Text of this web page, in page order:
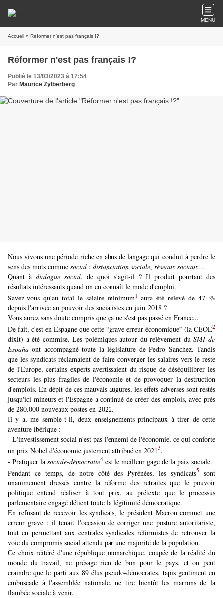
MENU
Accueil » Réformer n'est pas français !?
Réformer n'est pas français !?
Publié le 13/03/2023 à 17:54
Par Maurice Zylberberg
Nous vivons une période riche en abus de langage qui conduit à perdre le
sens des mots comme social : distanciation sociale, réseaux sociaux...
Quant àdialogue social, de quoi s'agit-il ? Il produit pourtant des
résultats intéressants quand on en connaît le mode d'emploi.
Savez-vous qu'au total le salaire minimum1 aura été relevé de 47 %
depuis l'arrivée au pouvoir des socialistes en juin 2018 ?
Vous aurez sans doute compris que ça ne s'est pas passé en France...
De fait, c'est en Espagne que cette “grave erreur économique” (la CEOE2
dixit) a été commise. Les polémiques autour du relèvement du SMI de
España ont accompagné toute la législature de Pedro Sanchez. Tandis
que les syndicats réclamaient de faire converger les salaires vers le reste
de l'Europe, certains experts avertissaient du risque de déséquilibrer les
secteurs les plus fragiles de l'économie et de provoquer la destruction
d'emplois. En dépit de ces mauvais augures, les effets adverses sont restés
jusqu'ici mineurs et l'Espagne a continué de créer des emplois, avec près
de 280.000 nouveaux postes en 2022.
Il y a, me semble-t-il, deux enseignements principaux à tirer de cette
aventure ibérique :
- L'investissement social n'est pas l'ennemi de l'économie, ce qui conforte
un prix Nobel d'économie justement attribué en 20213.
- Pratiquer la sociale-démocratie4 est le meilleur gage de la paix sociale.
Pendant ce temps, de notre côté des Pyrénées, les syndicats5
sont
unanimement dressés contre la réforme des retraites que le pouvoir
politique entend réaliser à tout prix, au prétexte que le processus
parlementaire engagé détient toute la légitimité démocratique.
En refusant de recevoir les syndicats, le président Macron commet une
erreur grave : il tenait l'occasion de corriger une posture autoritariste,
tout en permettant aux centrales syndicales réformistes de retrouver la
voie du compromis social attendu par une majorité de la population.
Ce choix réitéré d'une république monarchique, coupée de la réalité du
monde du travail, ne présage rien de bon pour le pays, et on peut
craindre que le parti aux 89 élus pseudo-démocrates, tapis gentiment en
embuscade à l'assemblée nationale, ne tire bientôt les marrons de la
flambée sociale à venir.